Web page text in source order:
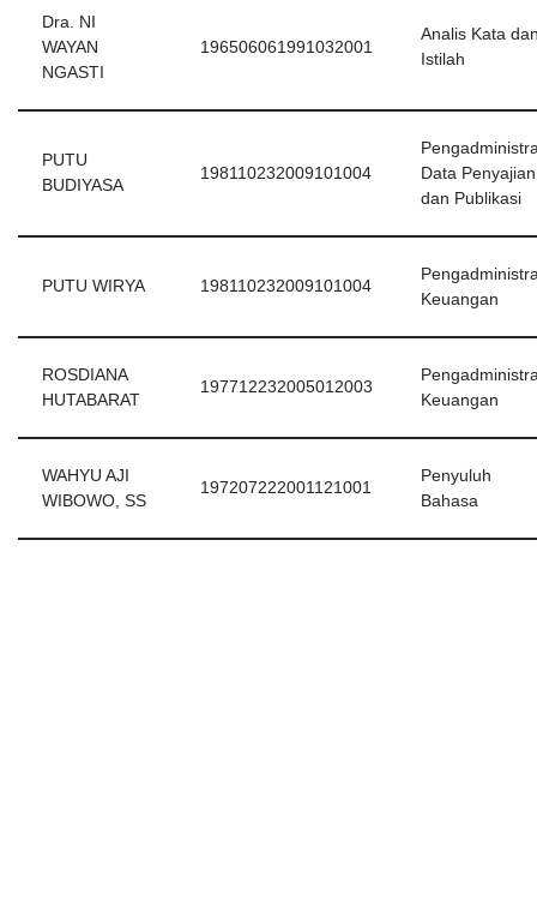
Dra. NI
WAYAN
NGASTI
196506061991032001
Analis Kata
Istilah
PUTU
BUDIYASA
198110232009101004
Data Penyajian
dan Publikasi
PUTU WIRYA 198110232009101004
Keuangan
ROSDIANA
HUTABARAT
197712232005012003
Keuangan
WAHYU AJI
WIBOWO, SS
197207222001121001
Penyuluh
Bahasa